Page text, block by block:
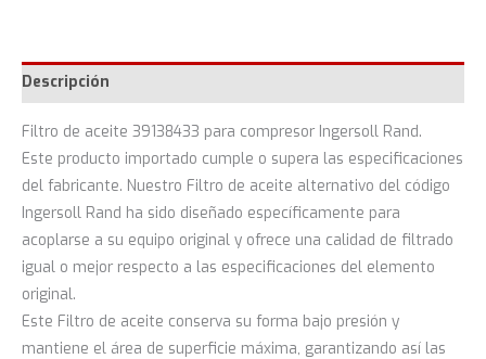
Descripción
Filtro de aceite 39138433 para compresor Ingersoll Rand.
Este producto importado cumple o supera las especificaciones
del fabricante. Nuestro Filtro de aceite alternativo del código
Ingersoll Rand ha sido diseñado específicamente para
acoplarse a su equipo original y ofrece una calidad de filtrado
igual o mejor respecto a las especificaciones del elemento
original.
Este Filtro de aceite conserva su forma bajo presión y
mantiene el área de superficie máxima, garantizando así las